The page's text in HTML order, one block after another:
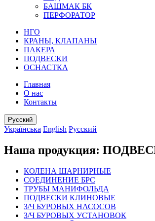
БАШМАК БК
ПЕРФОРАТОР
НГО
КРАНЫ, КЛАПАНЫ
ПАКЕРА
ПОДВЕСКИ
ОСНАСТКА
Главная
О нас
Контакты
Русский
Українська English Русский
Наша продукция:
КОЛЕНА ШАРНИРНЫЕ
СОЕДИНЕНИЕ БРС
ТРУБЫ МАНИФОЛЬДА
ПОДВЕСКИ КЛИНОВЫЕ
З/Ч БУРОВЫХ НАСОСОВ
З/Ч БУРОВЫХ УСТАНОВОК